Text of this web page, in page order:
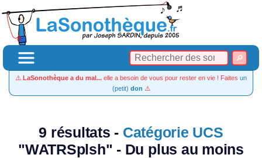
⚠️ LaSonothèque a du mal... elle a besoin de vous pour rester en vie ! Faites un
(petit) don ⚠️
9 résultats - Catégorie UCS
"WATRSplsh" - Du plus au moins